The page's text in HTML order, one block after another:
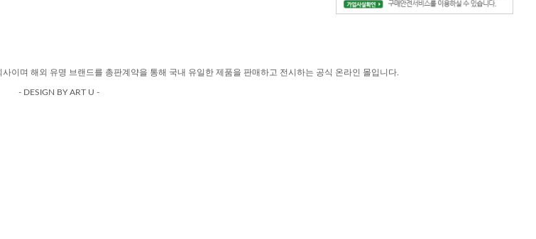
이며 해외 유명 브랜드를 총판계약을 통해 국내 유일한 제품을 판매하고 전시하는 공식 온라인 몰입니다.
- DESIGN BY ART U -